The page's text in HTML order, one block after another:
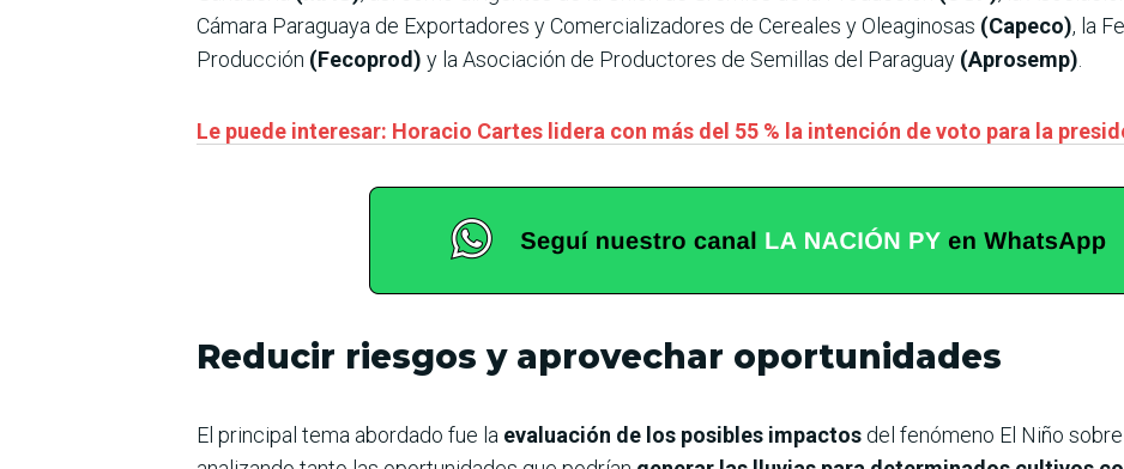
Cámara Paraguaya de Exportadores y Comercializadores de Cereales y Oleaginosas (Capeco), la
Producción (Fecoprod) y la Asociación de Productores de Semillas del Paraguay (Aprosemp)
Le puede interesar: Horacio Cartes lidera con más del 55 % la intención de voto para la
Reducir riesgos y aprovechar oportunidades
El principal tema abordado fue la evaluación de los posibles impactos del fenómeno El Niño